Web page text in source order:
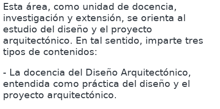
Esta área, como unidad de docencia,
investigación y extensión, se orienta al
estudio del diseño y el proyecto
arquitectónico. En tal sentido, imparte tres
tipos de contenidos:
- La docencia del Diseño Arquitectónico,
entendida como práctica del diseño y el
proyecto arquitectónico.